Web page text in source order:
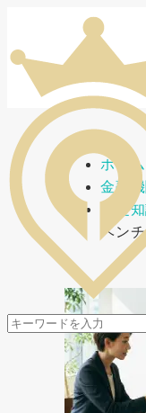
メニューを開閉
ホーム
金融機
基礎
ベン